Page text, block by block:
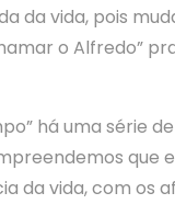
da vida, pois
o Alfredo”
há uma série
que
vida, com os